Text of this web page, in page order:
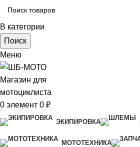
В категории
Поиск
Меню
0 элемент 0 ₽
ЭКИПИРОВКА
МОТОТЕХНИКА